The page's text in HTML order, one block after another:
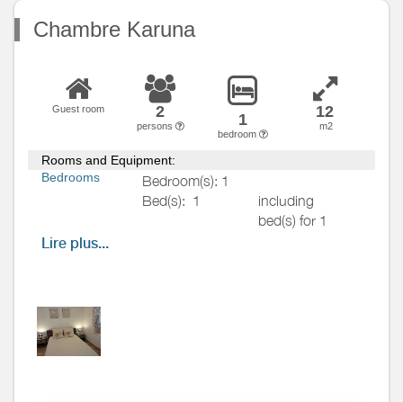
Chambre Karuna
Guest room 2
persons 1
bedroom
12
m2
Rooms and Equipment:
Bedrooms
Bedroom(s): 1
Bed(s): 1
including
bed(s) for 1
Lire plus...